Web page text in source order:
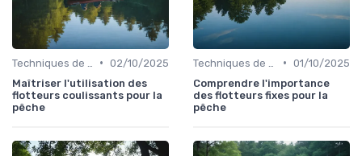
• 02/10/2025
Maîtriser l'utilisation des
flotteurs coulissants pour la
pêche
• 01/10/2025
Comprendre l'importance
des flotteurs fixes pour la
pêche